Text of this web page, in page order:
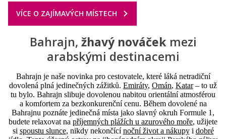
VÍCE O ZAJÍMAVÝCH MÍSTECH
Bahrajn, žhavý nováčekmezi
arabskými destinacemi
Bahrajn je naše novinka pro cestovatele, které láká netradiční
dovolená plná jedinečných zážitků. Emiráty, Omán, Katar– to už
tu bylo. Bahrajn slibuje dovolenou nabitou orientální atmosférou
a komfortem za bezkonkurenční cenu. Během dovolené na
Bahrajnu poznáte jedinečná místa jako slavný okruh Formule 1,
budete relaxovat na příjemných plážích u azurového moře, užijete
si spoustu slunce, nikdy nekončícínoční život a nákupyi dobré